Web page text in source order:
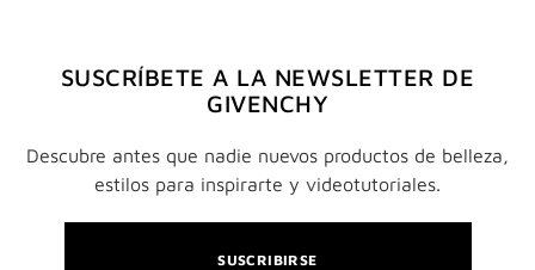
SUSCRÍBETE A LA NEWSLETTER DE
GIVENCHY
Descubre antes que nadie nuevos productos de belleza,
estilos para inspirarte y videotutoriales.
SUSCRIBIRSE